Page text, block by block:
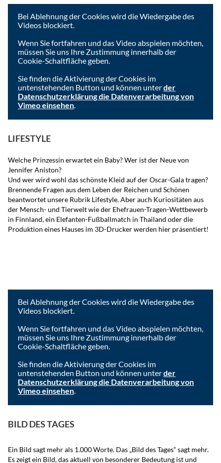
Bei Ablehnung der Cookies wird die Wiedergabe des
Videos blockiert.
Wenn Sie fortfahren und das Video abspielen möchten,
müssen Sie uns Ihre Zustimmung innerhalb der
Cookie-Schaltfläche geben.
Sie finden die Aktivierung der Cookies im
untenstehenden Button und können unterder
Datenschutzerklärung die Datenverarbeitung von
Vimeo einsehen.
LIFESTYLE
Welche Prinzessin erwartet ein Baby? Wer ist der Neue von
Jennifer Aniston?
Und wer wird wohl das schönste Kleid auf der Oscar-Gala tragen?
Brennende Fragen aus dem Leben der Reichen und Schönen
beantwortet unsere Rubrik Lifestyle. Aber auch Kuriositäten aus
der Mensch- und Tierwelt wie der Ehefrauen-Tragen-Wettbewerb
in Finnland, ein Elefanten-Fußballmatch in Thailand oder die
Produktion eines Hauses im 3D-Drucker werden hier präsentiert!
Bei Ablehnung der Cookies wird die Wiedergabe des
Videos blockiert.
Wenn Sie fortfahren und das Video abspielen möchten,
müssen Sie uns Ihre Zustimmung innerhalb der
Cookie-Schaltfläche geben.
Sie finden die Aktivierung der Cookies im
untenstehenden Button und können unterder
Datenschutzerklärung die Datenverarbeitung von
Vimeo einsehen.
BILD DES TAGES
Ein Bild sagt mehr als 1.000 Worte. Das „Bild des Tages“ sagt mehr.
Es zeigt ein Bild, das aktuell von besonderer Bedeutung ist und